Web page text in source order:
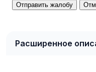
Отправить жалобу
Расширенное